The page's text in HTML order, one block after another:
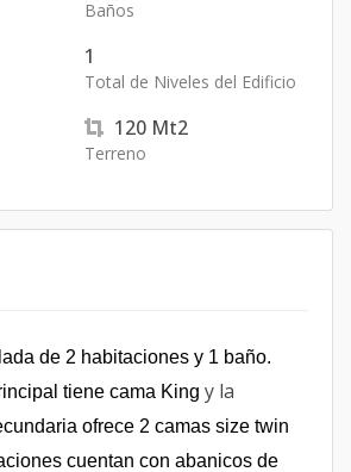
Baños
1
Total de Niveles del Edificio
120 Mt2
Terreno
de 2 habitaciones y 1 baño.
tiene cama King y la
ofrece 2 camas size twin
cuentan con abanicos de